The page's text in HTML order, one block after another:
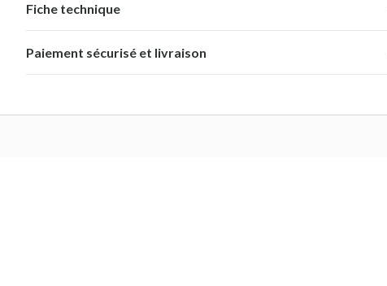
Fiche technique
Paiement sécurisé et livraison